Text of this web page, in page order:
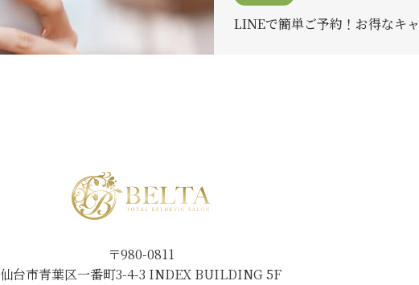
LINEで簡単ご予約！ お得なキ
〒980-0811
仙台市青葉区一番町3-4-3 INDEX BUILDING 5F